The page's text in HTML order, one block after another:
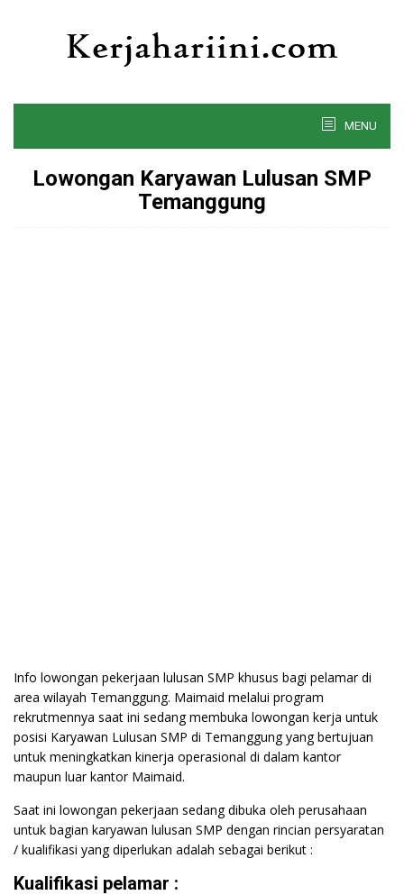
MENU
Lowongan Karyawan Lulusan SMP
Temanggung
Info lowongan pekerjaan lulusan SMP khusus bagi pelamar di
area wilayah Temanggung. Maimaid melalui program
rekrutmennya saat ini sedang membuka lowongan kerja untuk
posisi Karyawan Lulusan SMP di Temanggung yang bertujuan
untuk meningkatkan kinerja operasional di dalam kantor
maupun luar kantor Maimaid.
Saat ini lowongan pekerjaan sedang dibuka oleh perusahaan
untuk bagian karyawan lulusan SMP dengan rincian persyaratan
/ kualifikasi yang diperlukan adalah sebagai berikut :
Kualifikasi pelamar :